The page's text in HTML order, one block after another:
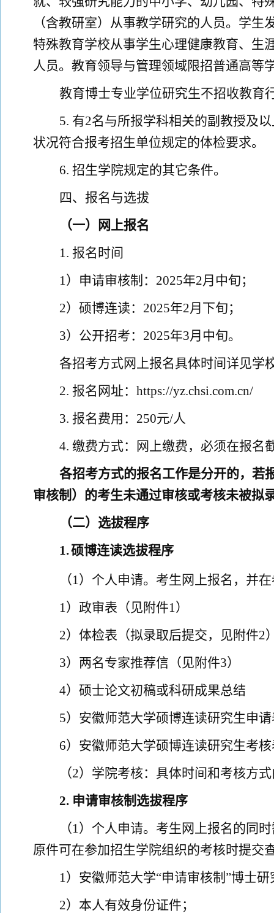
（含教研室）从事教学研究的人员。学生
特殊教育学校从事学生心理健康教育、生
人员。教育领导与管理领域限招普通高等
教育博士专业学位研究生不招收教育
5. 有2名与所报学科相关的副教授及
状况符合报考招生单位规定的体检要求。
6. 招生学院规定的其它条件。
四、 报名与选拔
（一）网上报名
1. 报名 时间
1）申请审核制： 2025年2月 中旬；
2）硕博连读： 2025年2月下旬；
3）公开招考： 2025年3月中旬。
各招考方式网上报名具体时间详见学
2. 报名 网址： https://yz.chsi.com.cn/
3. 报名费用： 250元/人
4. 缴费方式：网上缴费， 必须在报名
各招考方式的报名工作是分开的， 若
审核制）的考生未通过审核或考核未被拟
（二）选拔程序
1.硕博连读选拔程序
（1）个人申请。考生网上报名，并
1）政审表 （ 见附件1）
2）体检表（拟录取后提交， 见附件2
3）两名专家推荐信（ 见附件3）
4）硕士论文初稿或科研成果总结
5）安徽师范大学硕博连读研究生申
6）安徽师范大学硕博连读研究生考
（2） 学院考核：具体时间和考核方式
2. 申请审核制 选拔程序
（1） 个人申请。考生网上报名的同
原件可在参加招生学院组织的考核时提交
1）安徽师范大学“申请审核制”博士研
2）本人有效身份证件；